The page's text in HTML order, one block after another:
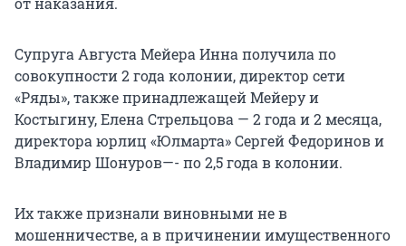
Супруга Августа Мейера Инна получила по
совокупности 2 года колонии, директор сети
«Ряды», также принадлежащей Мейеру и
Костыгину, Елена Стрельцова — 2 года и 2 месяца,
директора юрлиц «Юлмарта» Сергей Федоринов и
Владимир Шонуров—- по 2,5 года в колонии.
Их также признали виновными не в
мошенничестве, а в причинении имущественного